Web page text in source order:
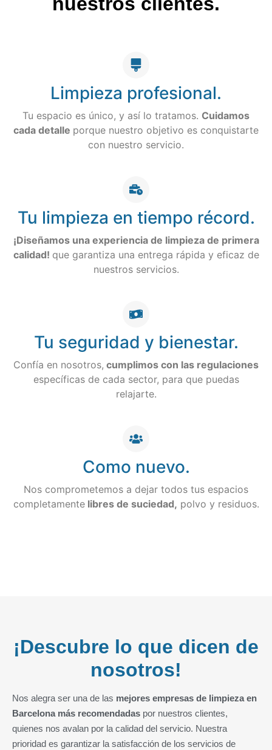
Limpieza profesional.
Tu espacio es único, y así lo tratamos. Cuidamos
cada detalle porque nuestro objetivo es conquistarte
con nuestro servicio.
Tu limpieza en tiempo récord.
¡Diseñamos una experiencia de limpieza de primera
calidad! que garantiza una entrega rápida y eficaz de
nuestros servicios.
Tu seguridad y bienestar.
Confía en nosotros, cumplimos con las regulaciones
específicas de cada sector, para que puedas
relajarte.
Como nuevo.
Nos comprometemos a dejar todos tus espacios
completamentelibres de suciedad, polvo y residuos.
¡Descubre lo que dicen de
nosotros!
Nos alegra ser una de las mejores empresas de limpieza en
Barcelona más recomendadas por nuestros clientes,
quienes nos avalan por la calidad del servicio. Nuestra
prioridad es garantizar la satisfacción de los servicios de